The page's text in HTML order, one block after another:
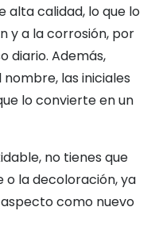
alta calidad, lo que lo
y a la corrosión, por
diario. Además,
las iniciales
lo convierte en un
no tienes que
la decoloración, ya
como nuevo